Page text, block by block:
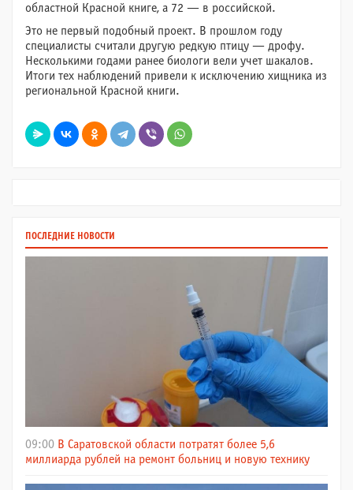
областной Красной книге, а 72 — в российской.
Это не первый подобный проект. В прошлом году
специалисты считали другую редкую птицу — дрофу.
Несколькими годами ранее биологи вели учет шакалов.
Итоги тех наблюдений привели к исключению хищника из
региональной Красной книги.
ПОСЛЕДНИЕ НОВОСТИ
09:00 В Саратовской области потратят более 5,6
миллиарда рублей на ремонт больниц и новую технику